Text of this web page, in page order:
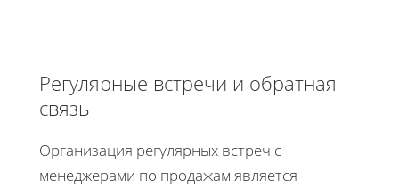
Регулярные встречи и обратная
связь
Организация регулярных встреч с
менеджерами по продажам является